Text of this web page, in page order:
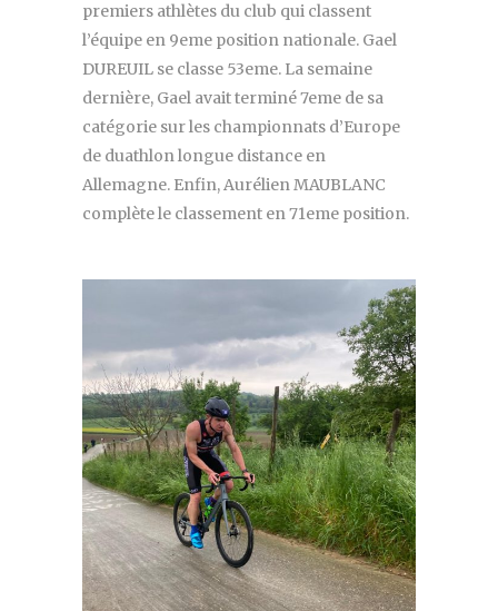
premiers athlètes du club qui classent
l’équipe en 9eme position nationale. Gael
DUREUIL se classe 53eme. La semaine
dernière, Gael avait terminé 7eme de sa
catégorie sur les championnats d’Europe
de duathlon longue distance en
Allemagne. Enfin, Aurélien MAUBLANC
complète le classement en 71eme position.